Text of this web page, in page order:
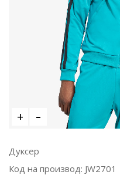
Дуксер
Код на производ: JW2701